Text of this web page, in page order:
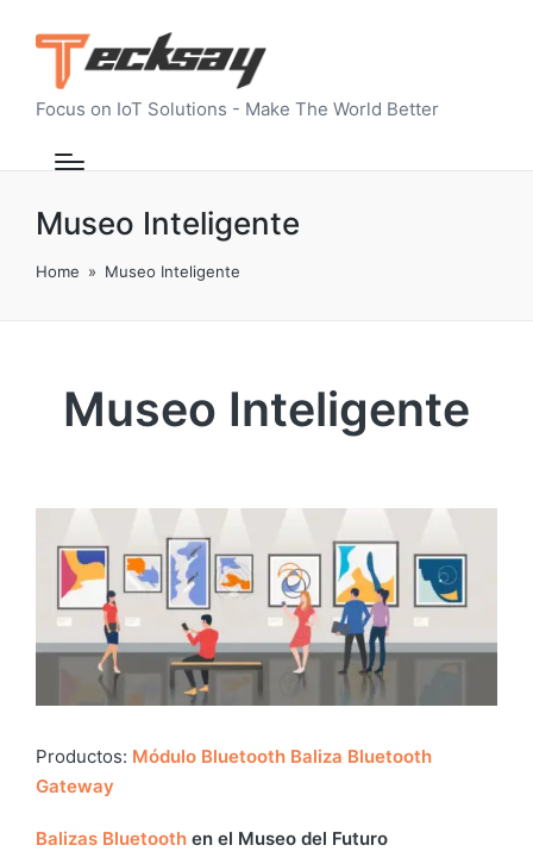
Focus on IoT Solutions - Make The World Better
Museo Inteligente
Home » Museo Inteligente
Museo Inteligente
Productos: Módulo Bluetooth Baliza Bluetooth
Gateway
Balizas Bluetooth en el Museo del Futuro